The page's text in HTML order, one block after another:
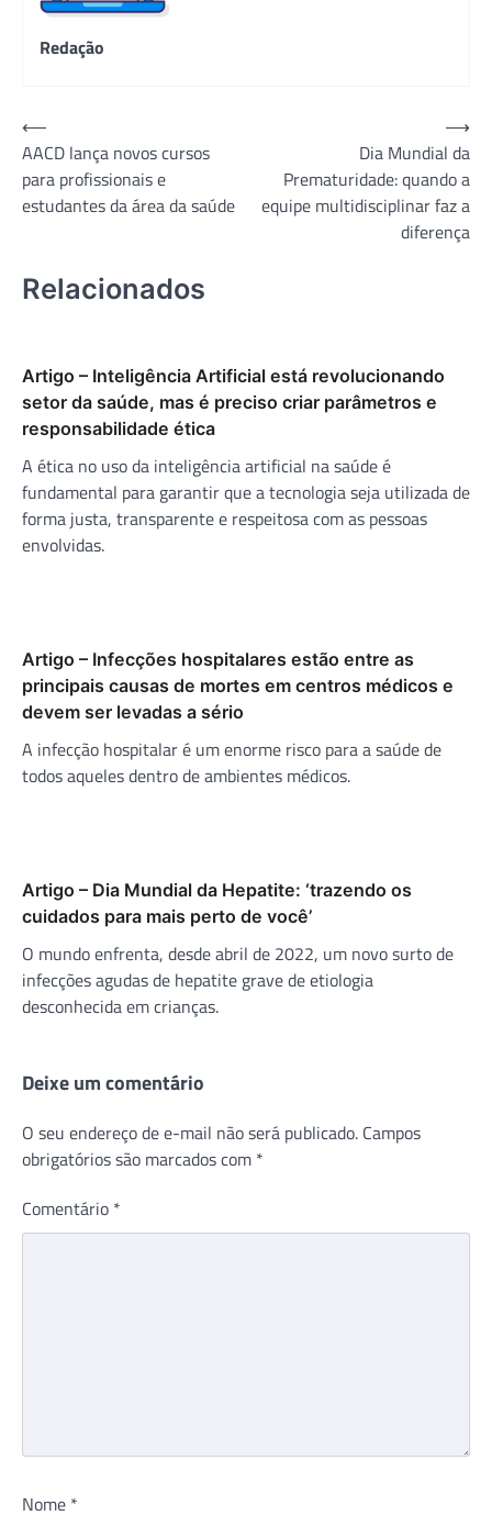
Redação
Navegação
de
Post
⟵
AACD lança novos cursos
para profissionais e
estudantes da área da saúde
Dia Mundial da
Prematuridade: quando a
equipe multidisciplinar faz a
diferença
⟶
Relacionados
Artigo – Inteligência Artificial está revolucionando
setor da saúde, mas é preciso criar parâmetros e
responsabilidade ética
A ética no uso da inteligência artificial na saúde é
fundamental para garantir que a tecnologia seja utilizada de
forma justa, transparente e respeitosa com as pessoas
envolvidas.
Artigo – Infecções hospitalares estão entre as
principais causas de mortes em centros médicos e
devem ser levadas a sério
A infecção hospitalar é um enorme risco para a saúde de
todos aqueles dentro de ambientes médicos.
Artigo – Dia Mundial da Hepatite: ‘trazendo os
cuidados para mais perto de você’
O mundo enfrenta, desde abril de 2022, um novo surto de
infecções agudas de hepatite grave de etiologia
desconhecida em crianças.
Deixe um comentário
O seu endereço de e-mail não será publicado. Campos
obrigatórios são marcados com *
Comentário *
Nome *